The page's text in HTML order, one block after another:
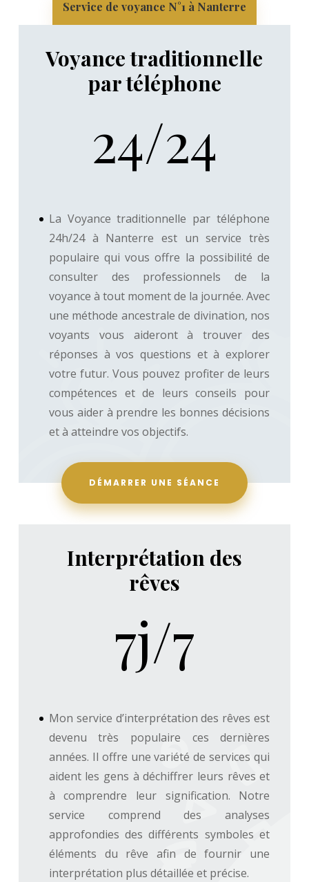
Service de voyance N°1 à Nanterre
Voyance traditionnelle
par téléphone
24/24
La Voyance traditionnelle par téléphone
24h/24 à Nanterre est un service très
populaire qui vous offre la possibilité de
consulter des professionnels de la
voyance à tout moment de la journée. Avec
une méthode ancestrale de divination, nos
voyants vous aideront à trouver des
réponses à vos questions et à explorer
votre futur. Vous pouvez profiter de leurs
compétences et de leurs conseils pour
vous aider à prendre les bonnes décisions
et à atteindre vos objectifs.
DÉMARRER UNE SÉANCE
Interprétation des
rêves
7j/7
Mon service d’interprétation des rêves est
devenu très populaire ces dernières
années. Il offre une variété de services qui
aident les gens à déchiffrer leurs rêves et
à comprendre leur signification. Notre
service comprend des analyses
approfondies des différents symboles et
éléments du rêve afin de fournir une
interprétation plus détaillée et précise.